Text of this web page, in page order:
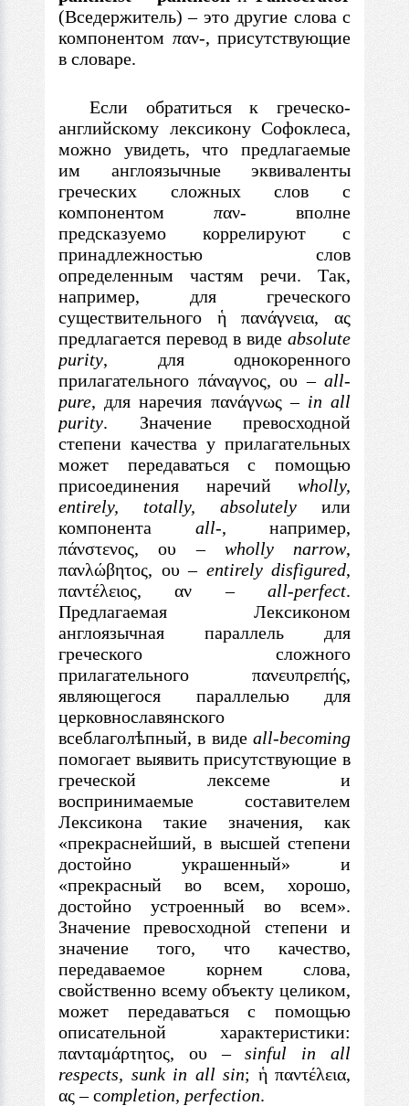
(Вседержитель) –это другие слова с
компонентом παν-, присутствующие
в словаре.
Если обратиться к греческо-
английскому лексикону Софоклеса,
можно увидеть, что предлагаемые
им англоязычные эквиваленты
греческих сложных слов с
компонентом παν- вполне
предсказуемо коррелируют с
принадлежностью слов
определенным частям речи. Так,
например, для греческого
существительного ἡ πανάγνεια,ας
предлагается перевод в виде absolute
purity, для однокоренного
прилагательного πάναγνος, ου – all-
pure, для наречия πανάγνως– in all
purity. Значение превосходной
степени качества у прилагательных
может передаватьсяспомощью
присоединения наречий wholly,
entirely, totally, absolutely или
компонента all-, например,
πάνστενος,ου – wholly narrow,
πανλώβητος, ου – entirely disfigured,
παντέλειος, αν – all-perfect.
Предлагаемая Лексиконом
англоязычная параллель для
греческого сложного
прилагательного
πανευπρεπής,
являющегося параллелью для
церковнославянского
всеблаголѣпный, в видеall-becoming
помогает выявить присутствующие в
греческой лексеме и
воспринимаемые составителем
Лексикона такие значения, как
«прекраснейший, в высшей степени
достойно украшенный» и
«прекрасный во всем, хорошо,
достойно устроенный во всем».
Значение превосходной степени и
значение того, что качество,
передаваемое корнем слова,
свойственно всему объекту целиком,
может передаваться c помощью
описательной характеристики:
πανταμάρτητος, ου –
sinful in all
respects, sunk in all sin; ἡ παντέλεια,
ας– completion, perfection.